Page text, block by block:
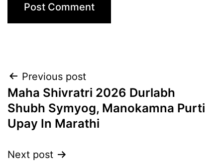
Post
navigation
Previous post
Maha Shivratri 2026 Durlabh
Shubh Symyog, Manokamna Purti
Upay In Marathi
Next post